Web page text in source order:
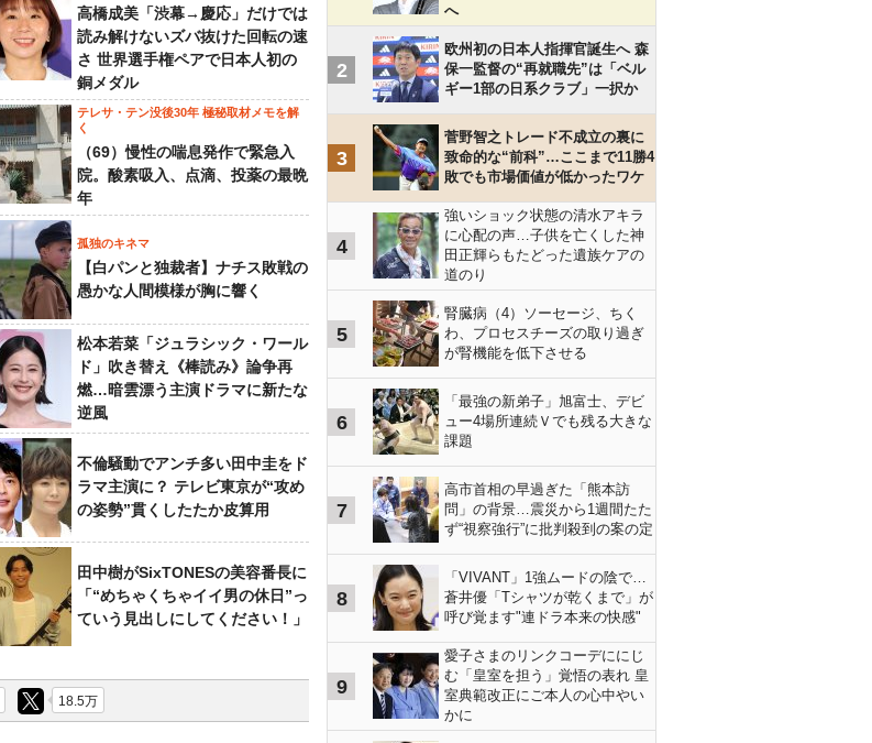
高橋成美「渋幕→慶応」だけでは
読み解けないズバ抜けた回転の速
さ 世界選手権ペアで日本人初の
銅メダル
テレサ・テン没後30年 極秘取材メモを解
く
（69）慢性の喘息発作で緊急入
院。酸素吸入、点滴、投薬の最晩
年
孤独のキネマ
【白パンと独裁者】ナチス敗戦の
愚かな人間模様が胸に響く
松本若菜「ジュラシック・ワール
ド」吹き替え《棒読み》論争再
燃…暗雲漂う主演ドラマに新たな
逆風
不倫騒動でアンチ多い田中圭をド
ラマ主演に？ テレビ東京が“攻め
の姿勢”貫くしたたか皮算用
田中樹がSixTONESの美容番長に
「“めちゃくちゃイイ男の休日”っ
ていう見出しにしてください！」
18.5万
へ
2
欧州初の日本人指揮官誕生へ 森
保一監督の“再就職先”は「ベル
ギー1部の日系クラブ」一択か
3
菅野智之トレード不成立の裏に
致命的な“前科”…ここまで11勝4
敗でも市場価値が低かったワケ
4
強いショック状態の清水アキラ
に心配の声…子供を亡くした神
田正輝らもたどった遺族ケアの
道のり
5
腎臓病（4）ソーセージ、ちく
わ、プロセスチーズの取り過ぎ
が腎機能を低下させる
6
「最強の新弟子」旭富士、デビ
ュー4場所連続Ｖでも残る大きな
課題
7
高市首相の早過ぎた「熊本訪
問」の背景…震災から1週間たた
ず“視察強行”に批判殺到の案の定
8
「VIVANT」1強ムードの陰で…
蒼井優「Tシャツが乾くまで」が
呼び覚ます"連ドラ本来の快感"
9
愛子さまのリンクコーデににじ
む「皇室を担う」覚悟の表れ 皇
室典範改正にご本人の心中やい
かに